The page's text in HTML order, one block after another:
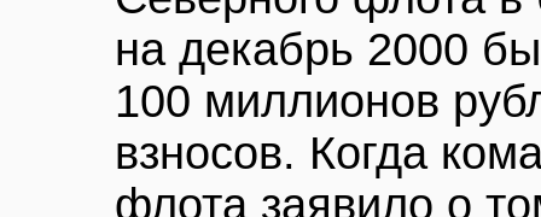
на декабрь 2000
100 миллионов
взносов. Когда
флота заявило о